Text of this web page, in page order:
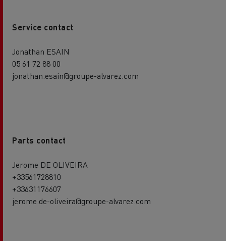
Service contact
Jonathan ESAIN
05 61 72 88 00
jonathan.esain@groupe-alvarez.com
Parts contact
Jerome DE OLIVEIRA
+33561728810
+33631176607
jerome.de-oliveira@groupe-alvarez.com